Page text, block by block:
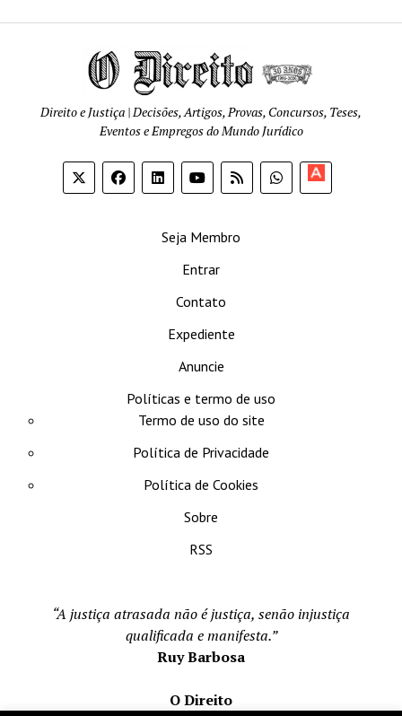
Direito e Justiça | Decisões, Artigos, Provas, Concursos, Teses,
Eventos e Empregos do Mundo Jurídico
Seja Membro
Entrar
Contato
Expediente
Anuncie
Políticas e termo de uso
Termo de uso do site
Política de Privacidade
Política de Cookies
Sobre
RSS
“A justiça atrasada não é justiça, senão injustiça
qualificada e manifesta.”
Ruy Barbosa
O Direito